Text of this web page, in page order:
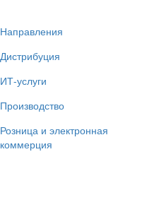
Направления
Дистрибуция
ИТ-услуги
Производство
Розница и электронная
коммерция